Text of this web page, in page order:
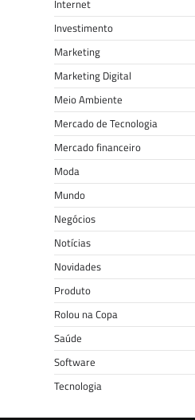
Internet
Investimento
Marketing
Marketing Digital
Meio Ambiente
Mercado de Tecnologia
Mercado financeiro
Moda
Mundo
Negócios
Notícias
Novidades
Produto
Rolou na Copa
Saúde
Software
Tecnologia